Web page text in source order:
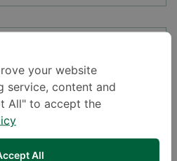
your website
service, content and
All" to accept the
All